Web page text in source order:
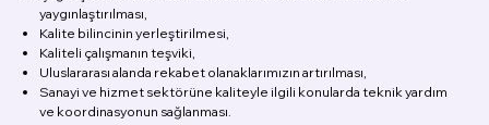
yaygınlaştırılması,
Kalite bilincinin yerleştirilmesi,
Kaliteli çalışmanın teşviki,
Uluslararası alanda rekabet olanaklarımızın artırılması,
Sanayi ve hizmet sektörüne kaliteyle ilgili konularda teknik yardım
ve koordinasyonun sağlanması.